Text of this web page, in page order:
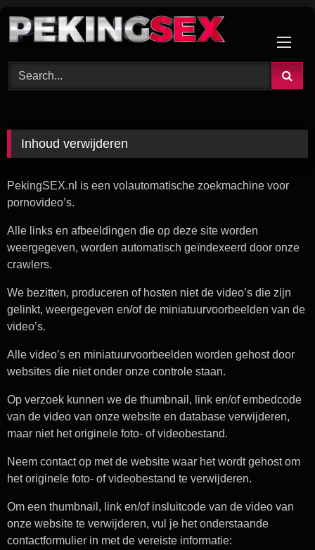
Skip
Inhoud verwijderen
PekingSEX.nl is een volautomatische zoekmachine voor
pornovideo’s.
Alle links en afbeeldingen die op deze site worden
weergegeven, worden automatisch geïndexeerd door onze
crawlers.
We bezitten, produceren of hosten niet de video’s die zijn
gelinkt, weergegeven en/of de miniatuurvoorbeelden van de
video’s.
Alle video’s en miniatuurvoorbeelden worden gehost door
websites die niet onder onze controle staan.
Op verzoek kunnen we de thumbnail, link en/of embedcode
van de video van onze website en database verwijderen,
maar niet het originele foto- of videobestand.
Neem contact op met de website waar het wordt gehost om
het originele foto- of videobestand te verwijderen.
Om een ​​thumbnail, link en/of insluitcode van de video van
onze website te verwijderen, vul je het onderstaande
contactformulier in met de vereiste informatie: